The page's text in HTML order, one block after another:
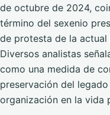
de octubre de 2024,
término del sexenio
de protesta de la actual
Diversos analistas
como una medida de
preservación del
organización en la vida